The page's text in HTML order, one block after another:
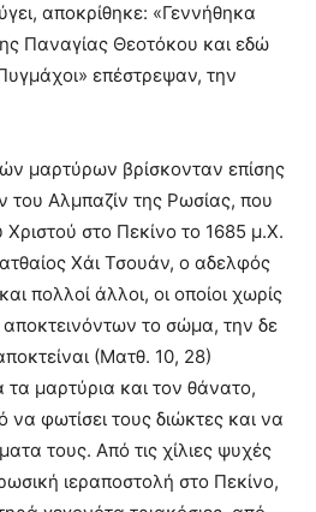
αποκρίθηκε: «Γεννήθηκα
Παναγίας Θεοτόκου και εδώ
επέστρεψαν, την
μαρτύρων βρίσκονταν επίσης
του Αλμπαζίν της Ρωσίας, που
στο Πεκίνο το 1685 μ.Χ.
Χάι Τσουάν, ο αδελφός
πολλοί άλλοι, οι οποίοι χωρίς
το σώμα, την δε
(Ματθ. 10, 28)
τα μαρτύρια και τον θάνατο,
φωτίσει τους διώκτες και να
τους. Από τις χίλιες ψυχές
ιεραποστολή στο Πεκίνο,